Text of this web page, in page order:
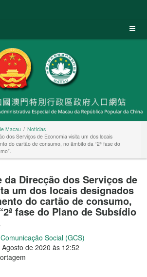
Macau
Notícias
dos Serviços de Economia visita um dos locais
do cartão de consumo, no âmbito da “2ª fase do
da Direcção dos Serviços de
um dos locais designados
do cartão de consumo,
fase do Plano de Subsídio
Social (GCS)
Agosto de 2020 às 12:52